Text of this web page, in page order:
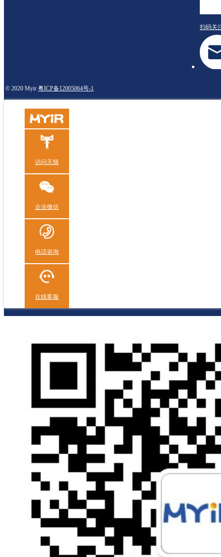
扫码关
© 2020 Myir 粤ICP备12005064号-1
访问天猫
企业微信
电话咨询
在线客服